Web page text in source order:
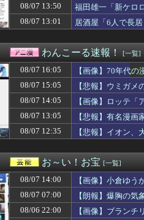
増量ファミチキ食ったか？(´・ω
【朗報】🍱 AKB小栗有以ﾁｬﾝと
カープファン最下位転落で2軍
【衝撃】みんなで大家さん、ガ
旦那は性行為しても子供ができ
国「みんな、マイナ保険証に慣
【悲報】隣家の室外機、限界突
【悲報】デブでもモテると知っ
【速報】北海道江別大学生殺人
【韓国サッカー協会】外国人審
【困惑】同居じゃなくなった途
【速報】エッセイスト「原爆を
都会育ちで物腰の柔らかかった
【寂しい】本物の孤独を知る剣
【動画】まるでアニメみたいな
エンカーナシオン(De) 25試合
【画像】本田望結ちゃん、お胸
【悲報】村上宗隆さん、本日6タ
08/07 13:50
福田雄一「新ケロ
08/07 13:01
居酒屋「6人で長
わんこーる速報！ [一覧]
08/07 16:05
【画像】70年代
08/07 15:05
【悲報】ウミガ
08/07 14:05
【画像】ロッテ
08/07 13:05
【悲報】有名漫
08/07 12:35
【悲報】イオン
お～い！お宝 [一覧]
08/07 14:00
【画像】小倉ゆ
08/07 07:00
【朗報】爆胸の
08/06 22:00
【画像】ブランチ